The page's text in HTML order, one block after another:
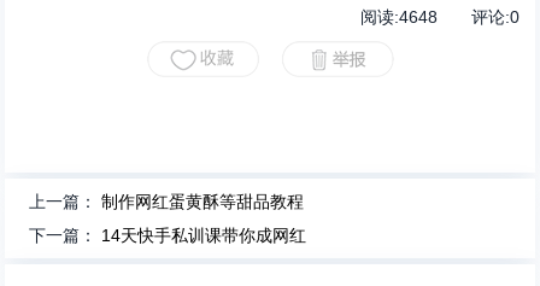
阅读:4648 评论:0
上一篇：制作网红蛋黄酥等甜品教程
下一篇： 14天快手私训课带你成网红